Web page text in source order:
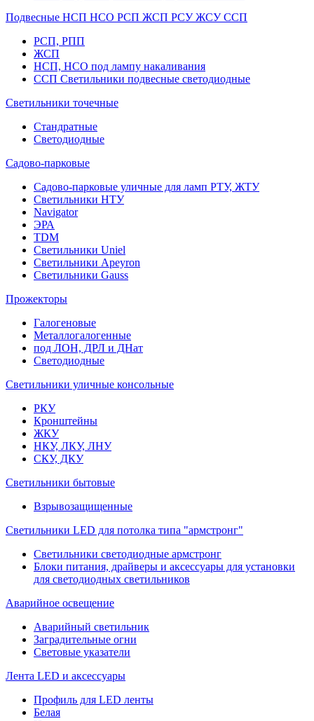
Подвесные НСП НСО РСП ЖСП РСУ ЖСУ ССП
РСП, РПП
ЖСП
НСП, НСО под лампу накаливания
ССП Светильники подвесные светодиодные
Светильники точечные
Стандратные
Светодиодные
Садово-парковые
Садово-парковые уличные для ламп РТУ, ЖТУ
Светильники НТУ
Navigator
ЭРА
TDM
Светильники Uniel
Светильники Apeyron
Светильники Gauss
Прожекторы
Галогеновые
Металлогалогенные
под ЛОН, ДРЛ и ДНат
Светодиодные
Светильники уличные консольные
РКУ
Кронштейны
ЖКУ
НКУ, ЛКУ, ЛНУ
СКУ, ДКУ
Светильники бытовые
Взрывозащищенные
Светильники LED для потолка типа "армстронг"
Светильники светодиодные армстронг
Блоки питания, драйверы и аксессуары для установки
для светодиодных светильников
Аварийное освещение
Аварийный светильник
Заградительные огни
Световые указатели
Лента LED и аксессуары
Профиль для LED ленты
Белая